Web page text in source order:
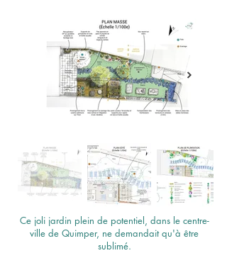
Ce joli jardin plein de potentiel, dans le centre-
ville de Quimper, ne demandait qu'à être
sublimé.